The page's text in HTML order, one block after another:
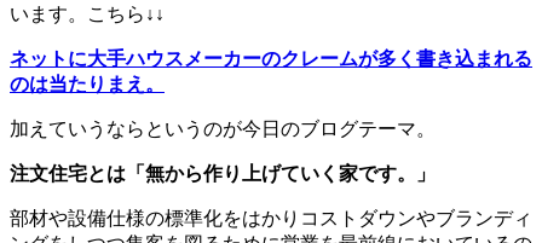
います。こちら↓↓
ネットに大手ハウスメーカーのクレームが多く書き込まれる
のは当たりまえ。
加えていうならというのが今日のブログテーマ。
注文住宅とは「無から作り上げていく家です。」
部材や設備仕様の標準化をはかりコストダウンやブランディ